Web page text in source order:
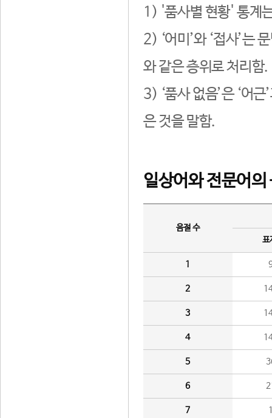
1) '품사별 현황' 통계
2) ‘어미’와 ‘접사’는
와 같은 층위로 처리함.
3) ‘품사 없음’은 ‘어
은 것을 말함.
일상어와 전문어의
음절 수
표
1
2
3
4
5
6
7